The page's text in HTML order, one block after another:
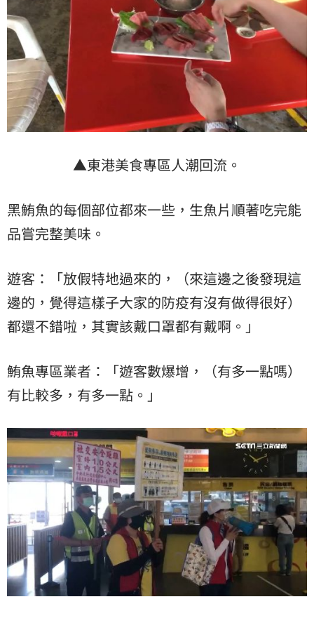
▲東港美食專區人潮回流。
黑鮪魚的每個部位都來一些，生魚片順著吃完能
品嘗完整美味。
遊客：「放假特地過來的，（來這邊之後發現這
邊的，覺得這樣子大家的防疫有沒有做得很好）
都還不錯啦，其實該戴口罩都有戴啊。」
鮪魚專區業者：「遊客數爆增，（有多一點嗎）
有比較多，有多一點。」